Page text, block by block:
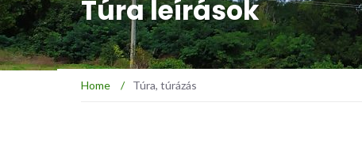
Túra leírások
Home / Túra, túrázás